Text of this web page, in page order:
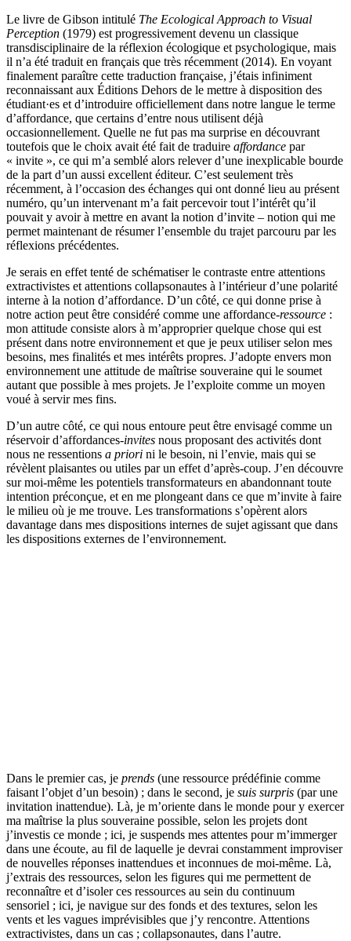
Le livre de Gibson intitulé The Ecological Approach to Visual
Perception (1979) est progressivement devenu un classique
transdisciplinaire de la réflexion écologique et psychologique, mais
il n’a été traduit en français que très récemment (2014). En voyant
finalement paraître cette traduction française, j’étais infiniment
reconnaissant aux Éditions Dehors de le mettre à disposition des
étudiant·es et d’introduire officiellement dans notre langue le terme
d’affordance, que certains d’entre nous utilisent déjà
occasionnellement. Quelle ne fut pas ma surprise en découvrant
toutefois que le choix avait été fait de traduire affordance par
« invite », ce qui m’a semblé alors relever d’une inexplicable bourde
de la part d’un aussi excellent éditeur. C’est seulement très
récemment, à l’occasion des échanges qui ont donné lieu au présent
numéro, qu’un intervenant m’a fait percevoir tout l’intérêt qu’il
pouvait y avoir à mettre en avant la notion d’invite – notion qui me
permet maintenant de résumer l’ensemble du trajet parcouru par les
réflexions précédentes.
Je serais en effet tenté de schématiser le contraste entre attentions
extractivistes et attentions collapsonautes à l’intérieur d’une polarité
interne à la notion d’affordance. D’un côté, ce qui donne prise à
notre action peut être considéré comme une affordance-ressource :
mon attitude consiste alors à m’approprier quelque chose qui est
présent dans notre environnement et que je peux utiliser selon mes
besoins, mes finalités et mes intérêts propres. J’adopte envers mon
environnement une attitude de maîtrise souveraine qui le soumet
autant que possible à mes projets. Je l’exploite comme un moyen
voué à servir mes fins.
D’un autre côté, ce qui nous entoure peut être envisagé comme un
réservoir d’affordances-invites nous proposant des activités dont
nous ne ressentions a priori ni le besoin, ni l’envie, mais qui se
révèlent plaisantes ou utiles par un effet d’après-coup. J’en découvre
sur moi-même les potentiels transformateurs en abandonnant toute
intention préconçue, et en me plongeant dans ce que m’invite à faire
le milieu où je me trouve. Les transformations s’opèrent alors
davantage dans mes dispositions internes de sujet agissant que dans
les dispositions externes de l’environnement.
Dans le premier cas, je prends (une ressource prédéfinie comme
faisant l’objet d’un besoin) ; dans le second, je suis surpris (par une
invitation inattendue). Là, je m’oriente dans le monde pour y exercer
ma maîtrise la plus souveraine possible, selon les projets dont
j’investis ce monde ; ici, je suspends mes attentes pour m’immerger
dans une écoute, au fil de laquelle je devrai constamment improviser
de nouvelles réponses inattendues et inconnues de moi-même. Là,
j’extrais des ressources, selon les figures qui me permettent de
reconnaître et d’isoler ces ressources au sein du continuum
sensoriel ; ici, je navigue sur des fonds et des textures, selon les
vents et les vagues imprévisibles que j’y rencontre. Attentions
extractivistes, dans un cas ; collapsonautes, dans l’autre.